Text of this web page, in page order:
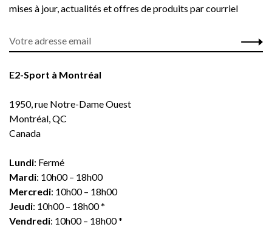
mises à jour, actualités et offres de produits par courriel
E2-Sport à Montréal
1950, rue Notre-Dame Ouest
Montréal, QC
Canada
Lundi: Fermé
Mardi: 10h00 – 18h00
Mercredi: 10h00 – 18h00
Jeudi: 10h00 – 18h00 *
Vendredi: 10h00 – 18h00 *